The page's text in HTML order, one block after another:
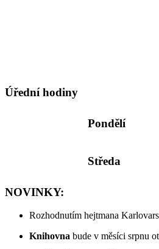
Úřední hodiny
Pondělí
Středa
NOVINKY:
Rozhodnutím hejtmana
Knihovna bude v měsíci srpnu